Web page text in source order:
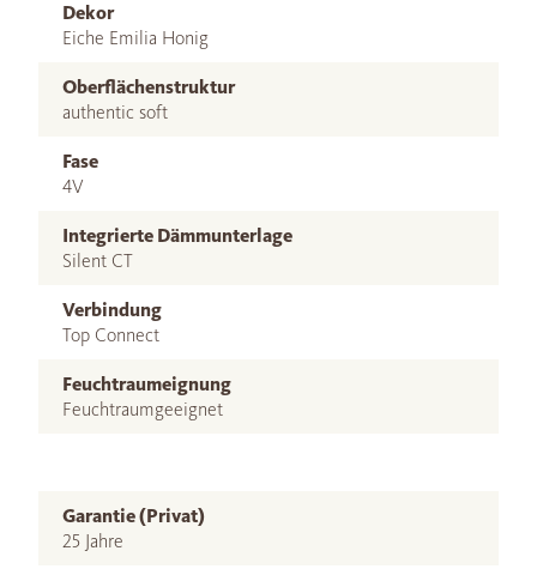
Dekor
Eiche Emilia Honig
Oberflächenstruktur
authentic soft
Fase
4V
Integrierte Dämmunterlage
Silent CT
Verbindung
Top Connect
Feuchtraumeignung
Feuchtraumgeeignet
Garantie (Privat)
25 Jahre